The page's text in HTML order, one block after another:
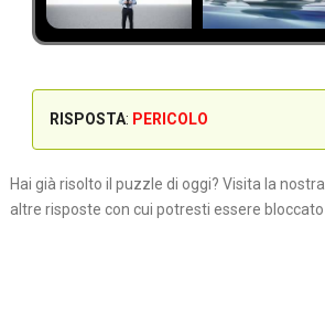
RISPOSTA: PERICOLO
Hai già risolto il puzzle di oggi? Visita la nostra
altre risposte con cui potresti essere bloccato